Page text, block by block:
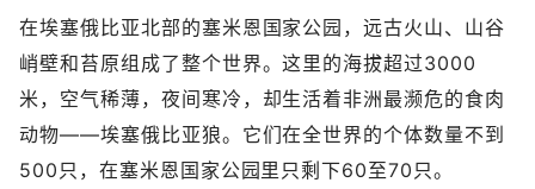
在埃塞俄比亚北部的塞米恩国家公园，远古火山、山谷
峭壁和苔原组成了整个世界。这里的海拔超过3000
米，空气稀薄，夜间寒冷，却生活着非洲最濒危的食肉
动物——埃塞俄比亚狼。它们在全世界的个体数量不到
500只，在塞米恩国家公园里只剩下60至70只。